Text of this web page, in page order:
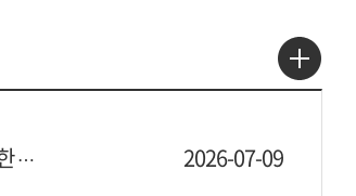
완료_(모집)사회복지시설 종사자(성인학습자) 대상, AI를 활용한 업무자동화 교육 2026-07-09